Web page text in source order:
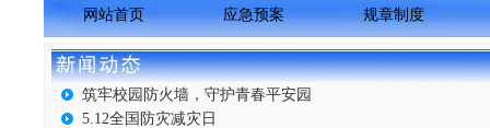
网站首页 应急预案 规章制度
筑牢校园防火墙，守护青春平安园
5.12全国防灾减灾日